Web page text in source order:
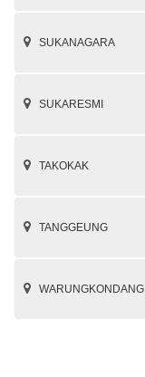
SUKANAGARA
SUKARESMI
TAKOKAK
TANGGEUNG
WARUNGKONDANG